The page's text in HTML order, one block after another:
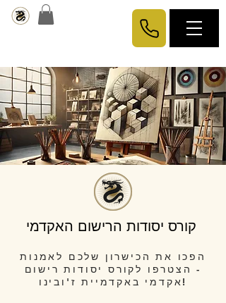
קורס יסודות הרישום האקדמי
הפכו את הכישרון שלכם לאמנות
- הצטרפו לקורס יסודות רישום
אקדמי באקדמיית ז'ובינו!